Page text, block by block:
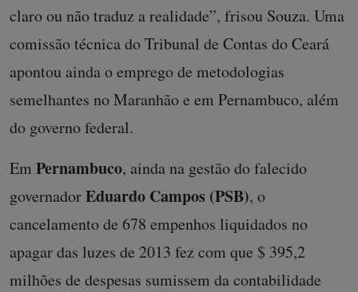
claro ou não traduz a realidade”, frisou Souza. Uma
comissão técnica do Tribunal de Contas do Ceará
apontou ainda o emprego de metodologias
semelhantes no Maranhão e em Pernambuco, além
do governo federal.
Em Pernambuco, ainda na gestão do falecido
governadorEduardo Campos (PSB), o
cancelamento de 678 empenhos liquidados no
apagar das luzes de 2013 fez com que $ 395,2
milhões de despesas sumissem da contabilidade